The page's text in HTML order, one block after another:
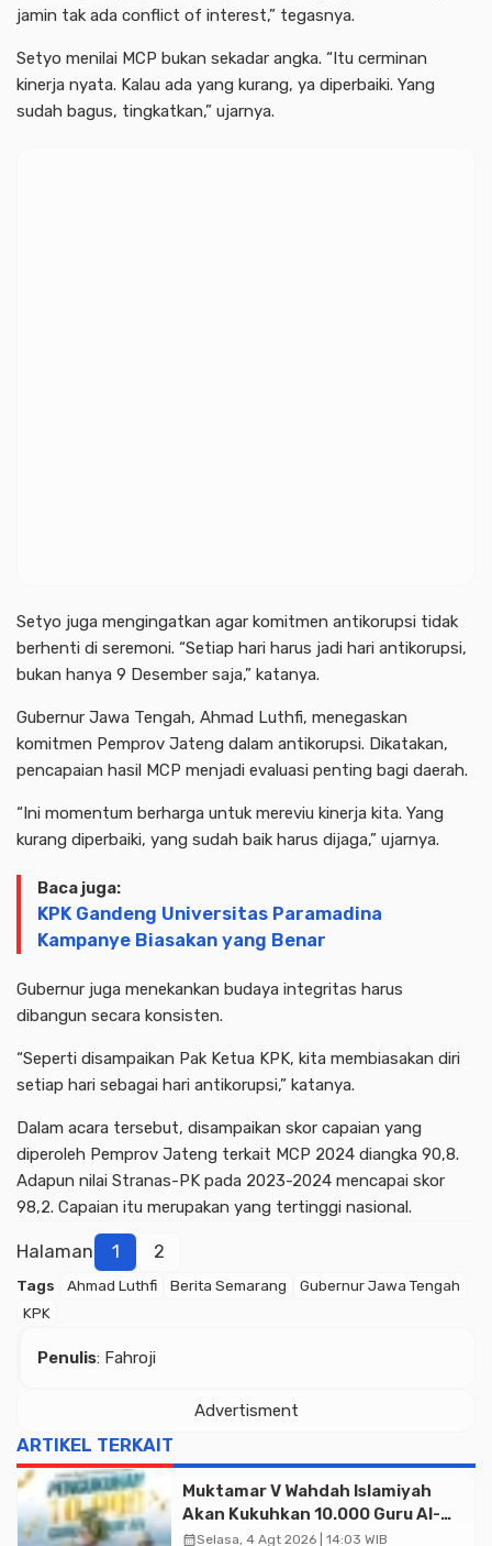
jamin tak ada conflict of interest,” tegasnya.
Setyo menilai MCP bukan sekadar angka. “Itu cerminan
kinerja nyata. Kalau ada yang kurang, ya diperbaiki. Yang
sudah bagus, tingkatkan,” ujarnya.
Setyo juga mengingatkan agar komitmen antikorupsi tidak
berhenti di seremoni. “Setiap hari harus jadi hari antikorupsi,
bukan hanya 9 Desember saja,” katanya.
Gubernur Jawa Tengah, Ahmad Luthfi, menegaskan
komitmen Pemprov Jateng dalam antikorupsi. Dikatakan,
pencapaian hasil MCP menjadi evaluasi penting bagi daerah.
“Ini momentum berharga untuk mereviu kinerja kita. Yang
kurang diperbaiki, yang sudah baik harus dijaga,” ujarnya.
Baca juga:
KPK Gandeng Universitas Paramadina
Kampanye Biasakan yang Benar
Gubernur juga menekankan budaya integritas harus
dibangun secara konsisten.
“Seperti disampaikan Pak Ketua KPK, kita membiasakan diri
setiap hari sebagai hari antikorupsi,” katanya.
Dalam acara tersebut, disampaikan skor capaian yang
diperoleh Pemprov Jateng terkait MCP 2024 diangka 90,8.
Adapun nilai Stranas-PK pada 2023-2024 mencapai skor
98,2. Capaian itu merupakan yang tertinggi nasional.
Halaman 1 2
Tags Ahmad Luthfi Berita Semarang
Gubernur Jawa Tengah
KPK
Penulis: Fahroji
Advertisment
ARTIKEL TERKAIT
Muktamar V Wahdah Islamiyah
Akan Kukuhkan 10.000 Guru Al-
Qur’an di Masjid Istiqlal
calendar_monthSelasa, 4 Agt 2026 | 14:03 WIB